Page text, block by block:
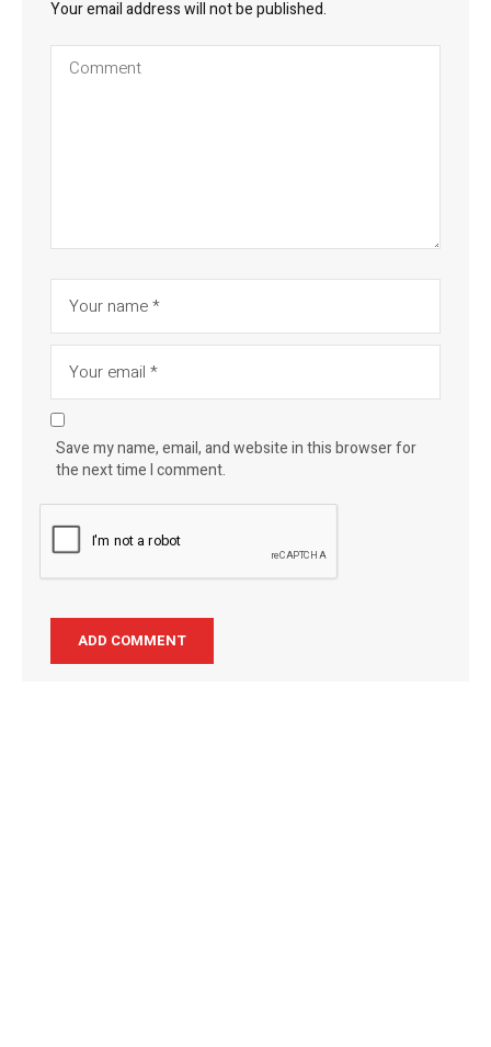
Your email address will not be published.
Save my name, email, and website in this browser for
the next time I comment.